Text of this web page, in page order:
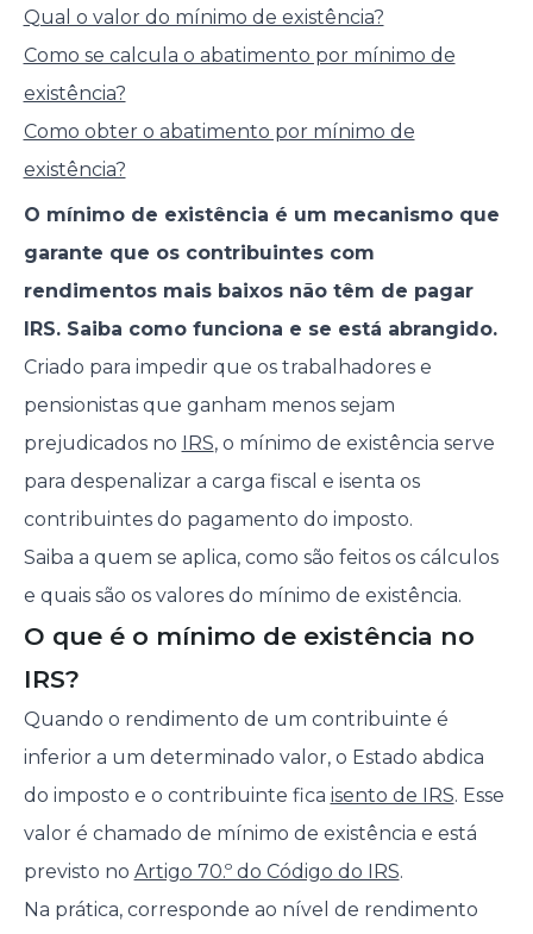
Qual o valor do mínimo de existência?
Como se calcula o abatimento por mínimo de
existência?
Como obter o abatimento por mínimo de
existência?
O mínimo de existência é um mecanismo que
garante que os contribuintes com
rendimentos mais baixos não têm de pagar
IRS. Saiba como funciona e se está abrangido.
Criado para impedir que os trabalhadores e
pensionistas que ganham menos sejam
prejudicados no
IRS, o mínimo de existência serve
para despenalizar a carga fiscal e isenta os
contribuintes do pagamento do imposto.
Saiba a quem se aplica, como são feitos os cálculos
e quais são os valores do mínimo de existência.
O que é o mínimo de existência no
IRS?
Quando o rendimento de um contribuinte é
inferior a um determinado valor, o Estado abdica
do imposto e o contribuinte fica isento de IRS. Esse
valor é chamado de mínimo de existência e está
previsto no Artigo 70.º do Código do IRS.
Na prática, corresponde ao nível de rendimento